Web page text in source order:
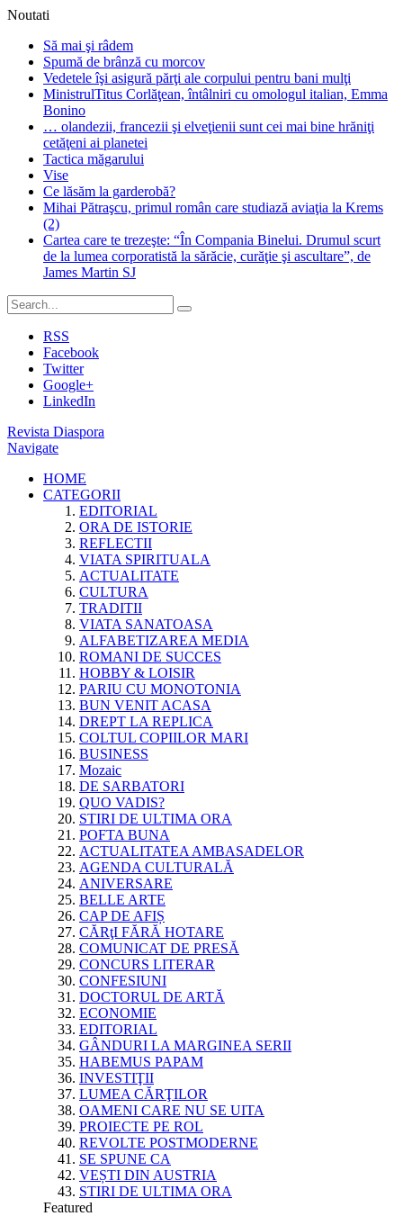
Noutati
Să mai şi râdem
Spumă de brânză cu morcov
Vedetele îşi asigură părţi ale corpului pentru bani mulţi
MinistrulTitus Corlăţean, întâlniri cu omologul italian, Emma
Bonino
… olandezii, francezii şi elveţienii sunt cei mai bine hrăniţi
cetăţeni ai planetei
Tactica măgarului
Vise
Ce lăsăm la garderobă?
Mihai Pătraşcu, primul român care studiază aviaţia la Krems
(2)
Cartea care te trezeşte: “În Compania Binelui. Drumul scurt
de la lumea corporatistă la sărăcie, curăţie şi ascultare”, de
James Martin SJ
RSS
Facebook
Twitter
Google+
LinkedIn
Revista Diaspora
Navigate
HOME
CATEGORII
EDITORIAL
ORA DE ISTORIE
REFLECTII
VIATA SPIRITUALA
ACTUALITATE
CULTURA
TRADITII
VIATA SANATOASA
ALFABETIZAREA MEDIA
ROMANI DE SUCCES
HOBBY & LOISIR
PARIU CU MONOTONIA
BUN VENIT ACASA
DREPT LA REPLICA
COLTUL COPIILOR MARI
BUSINESS
Mozaic
DE SARBATORI
QUO VADIS?
STIRI DE ULTIMA ORA
POFTA BUNA
ACTUALITATEA AMBASADELOR
AGENDA CULTURALĂ
ANIVERSARE
BELLE ARTE
CAP DE AFIȘ
CĂRţI FĂRĂ HOTARE
COMUNICAT DE PRESĂ
CONCURS LITERAR
CONFESIUNI
DOCTORUL DE ARTĂ
ECONOMIE
EDITORIAL
GÂNDURI LA MARGINEA SERII
HABEMUS PAPAM
INVESTIŢII
LUMEA CĂRŢILOR
OAMENI CARE NU SE UITA
PROIECTE PE ROL
REVOLTE POSTMODERNE
SE SPUNE CA
VEȘTI DIN AUSTRIA
STIRI DE ULTIMA ORA
Featured